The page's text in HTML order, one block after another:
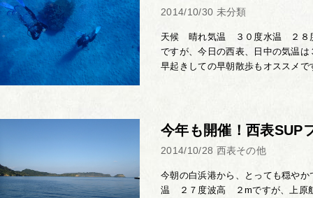
2014/10/30 未分類
天候 晴れ気温 ３０度水温 ２８
ですが、今日の西表、日中の気温
早起きしての早朝散歩もオススメ
今年も開催！西表SUP
2014/10/28 西表その他
今朝の白浜港から、とっても穏や
温 ２７度波高 ２mですが、上原